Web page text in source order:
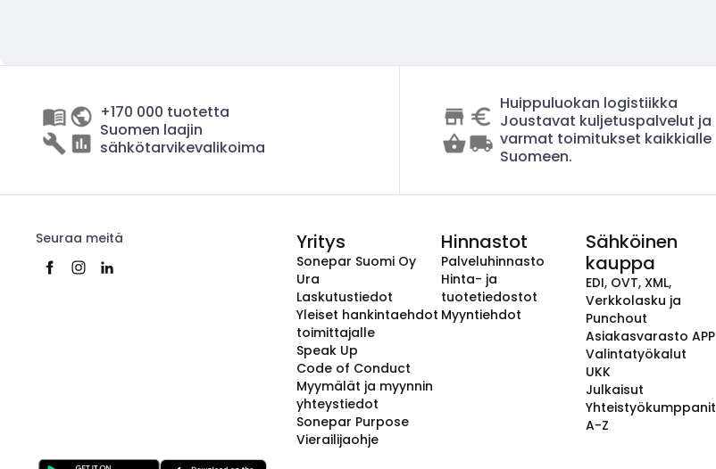
+170 000 tuotetta
Suomen laajin
sähkötarvikevalikoima
Huippuluokan logistiikka
Joustavat kuljetuspalvelut ja
varmat toimitukset kaikkialle
Suomeen.
Seuraa meitä Yritys
Sonepar Suomi Oy
Ura
Laskutustiedot
Yleiset hankintaehdot
toimittajalle
Speak Up
Code of Conduct
Myymälät ja myynnin
yhteystiedot
Sonepar Purpose
Vierailijaohje
Hinnastot
Palveluhinnasto
Hinta- ja
tuotetiedostot
Myyntiehdot
Sähköinen
kauppa
EDI, OVT, XML,
Verkkolasku ja
Punchout
Asiakasvarasto APP
Valintatyökalut
UKK
Julkaisut
Yhteistyökumppanit
A-Z